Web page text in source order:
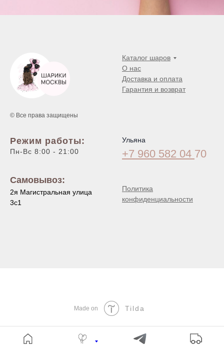
© Все права защищены
Каталог шаров
О нас
Доставка и оплата
Гарантия и возврат
Режим работы:
Пн-Вс 8:00 - 21:00
Самовывоз:
2я Магистральная улица
3с1
Ульяна
+7 960 582 04 70
Политика
конфиденциальности
Made on Tilda